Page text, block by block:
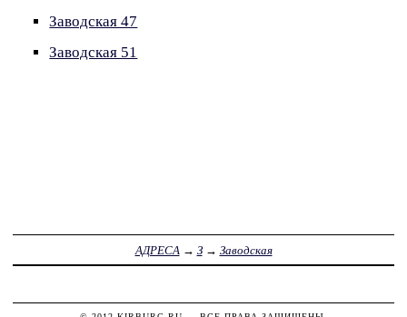
Заводская 47
Заводская 51
АДРЕСА → З→ Заводская